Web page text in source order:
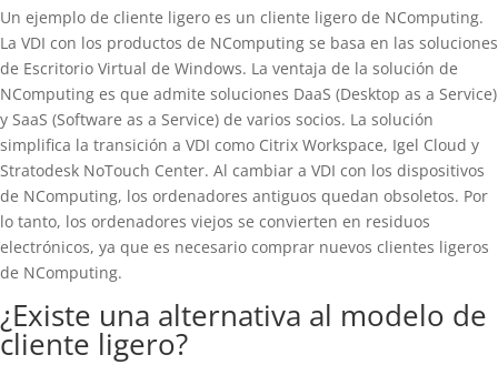
Un ejemplo de cliente ligero es un cliente ligero de NComputing.
La VDI con los productos de NComputing se basa en las soluciones
de Escritorio Virtual de Windows. La ventaja de la solución de
NComputing es que admite soluciones DaaS (Desktop as a Service)
y SaaS (Software as a Service) de varios socios. La solución
simplifica la transición a VDI como Citrix Workspace, Igel Cloud y
Stratodesk NoTouch Center. Al cambiar a VDI con los dispositivos
de NComputing, los ordenadores antiguos quedan obsoletos. Por
lo tanto, los ordenadores viejos se convierten en residuos
electrónicos, ya que es necesario comprar nuevos clientes ligeros
de NComputing.
¿Existe una alternativa al modelo de
cliente ligero?